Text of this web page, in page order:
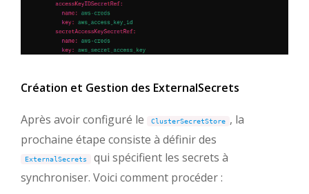
Création et Gestion des ExternalSecrets
Après avoir configuré le ClusterSecretStore
, la
prochaine étape consiste à définir des
ExternalSecrets
qui spécifient les secrets à
synchroniser. Voici comment procéder :